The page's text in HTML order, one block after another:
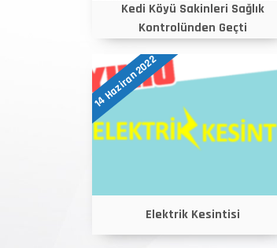
Kedi Köyü Sakinleri Sağlık
Kontrolünden Geçti
14 Haziran 2022
Elektrik Kesintisi